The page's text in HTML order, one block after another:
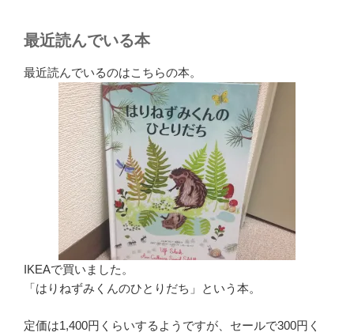
最近読んでいる本
最近読んでいるのはこちらの本。
IKEAで買いました。
「はりねずみくんのひとりだち」という本。
定価は1,400円くらいするようですが、セールで300円く